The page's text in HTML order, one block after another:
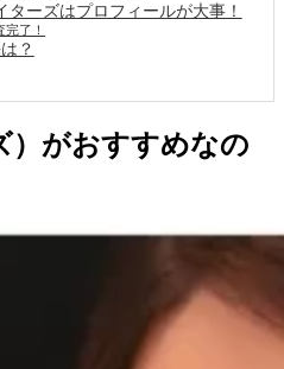
ターズはプロフィールが大事！
了！
？
）がおすすめなの